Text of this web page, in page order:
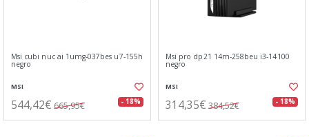
Msi cubi nuc ai 1umg-037bes u7-155h
negro
MSI
544,42€ 665,95€ - 18%
Msi pro dp21 14m-258beu i3-14100
negro
MSI
314,35€ 384,52€ - 18%